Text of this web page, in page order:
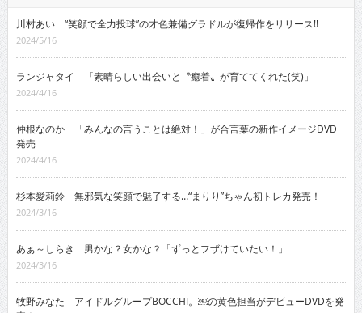
川村あい “笑顔で全力投球”の才色兼備グラドルが復帰作をリリース!!
2024/5/16
ランジャタイ 「素晴らしい出会いと〝癒着〟が育ててくれた(笑)」
2024/4/16
仲根なのか 「みんなの言うことは絶対！」が合言葉の新作イメージDVD
発売
2024/4/16
杉本愛莉鈴 無邪気な笑顔で魅了する…“まりり”ちゃん初トレカ発売！
2024/3/16
あぁ～しらき 男かな？女かな？「ずっとフザけていたい！」
2024/3/16
牧野みなた アイドルグループBOCCHI。￼の黄色担当がデビューDVDを発